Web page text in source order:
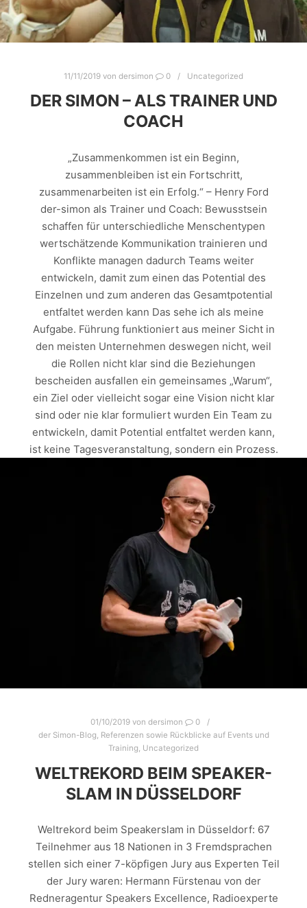
11/11/2019 von dersimon 0 Uncategorized
DER SIMON – ALS TRAINER UND
COACH
„Zusammenkommen ist ein Beginn,
zusammenbleiben ist ein Fortschritt,
zusammenarbeiten ist ein Erfolg.“ – Henry Ford
der-simon als Trainer und Coach: Bewusstsein
schaffen für unterschiedliche Menschentypen
wertschätzende Kommunikation trainieren und
Konflikte managen dadurch Teams weiter
entwickeln, damit zum einen das Potential des
Einzelnen und zum anderen das Gesamtpotential
entfaltet werden kann Das sehe ich als meine
Aufgabe. Führung funktioniert aus meiner Sicht in
den meisten Unternehmen deswegen nicht, weil
die Rollen nicht klar sind die Beziehungen
bescheiden ausfallen ein gemeinsames „Warum“,
ein Ziel oder vielleicht sogar eine Vision nicht klar
sind oder nie klar formuliert wurden Ein Team zu
entwickeln, damit Potential entfaltet werden kann,
ist keine Tagesveranstaltung, sondern ein Prozess.
individuell sind. Den Prozess der Entwicklung kann
man nicht abkürzen. In meiner Tätigkeit als
Unternehmer setze ich auch Impulse als Top-
Sepaker. Wie dsa geht? hier weiterlesen… Meine
Qualifikationen: zertifizierter Trainer und Master-
Coach nach…
Weiterlesen
01/10/2019 von dersimon
0
der Simon-Blog, Referenzen sowie Rückblicke auf Events und
Training, Uncategorized
WELTREKORD BEIM SPEAKER-
SLAM IN DÜSSELDORF
Weltrekord beim Speakerslam in Düsseldorf: 67
Teilnehmer aus 18 Nationen in 3 Fremdsprachen
stellen sich einer 7-köpfigen Jury aus Experten Teil
der Jury waren: Hermann Fürstenau von der
Redneragentur Speakers Excellence, Radioexperte